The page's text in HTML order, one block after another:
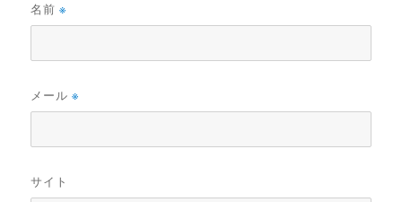
名前※
メール※
サイト